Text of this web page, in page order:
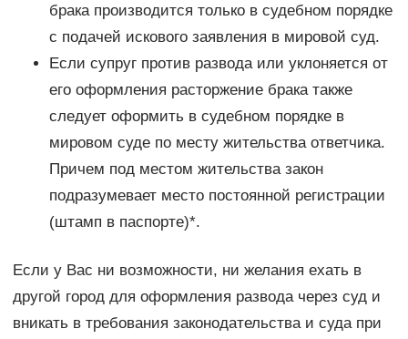
брака производится только в судебном порядке
с подачей искового заявления в мировой суд.
Если супруг против развода или уклоняется от
его оформления расторжение брака также
следует оформить в судебном порядке в
мировом суде по месту жительства ответчика.
Причем под местом жительства закон
подразумевает место постоянной регистрации
(штамп в паспорте)*.
Если у Вас ни возможности, ни желания ехать в
другой город для оформления развода через суд и
вникать в требования законодательства и суда при